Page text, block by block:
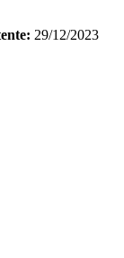
29/12/2023